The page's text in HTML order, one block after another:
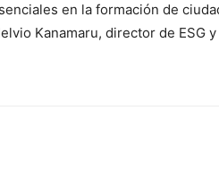
en la formación de
Kanamaru, director de ESG